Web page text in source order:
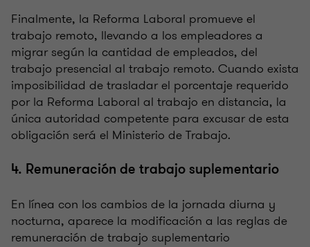
Finalmente, la Reforma Laboral promueve el
trabajo remoto, llevando a los empleadores a
migrar según la cantidad de empleados, del
trabajo presencial al trabajo remoto. Cuando exista
imposibilidad de trasladar el porcentaje requerido
por la Reforma Laboral al trabajo en distancia, la
única autoridad competente para excusar de esta
obligación será el Ministerio de Trabajo.
4. Remuneración de trabajo suplementario
En línea con los cambios de la jornada diurna y
nocturna, aparece la modificación a las reglas de
remuneración de trabajo suplementario